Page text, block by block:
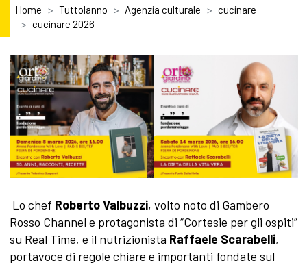
Home Tuttolanno Agenzia culturale
cucinare
cucinare 2026
Lo chef Roberto Valbuzzi, volto noto di Gambero
Rosso Channel e protagonista di “Cortesie per gli ospiti”
su Real Time, e il nutrizionista Raffaele Scarabelli,
portavoce di regole chiare e importanti fondate sul